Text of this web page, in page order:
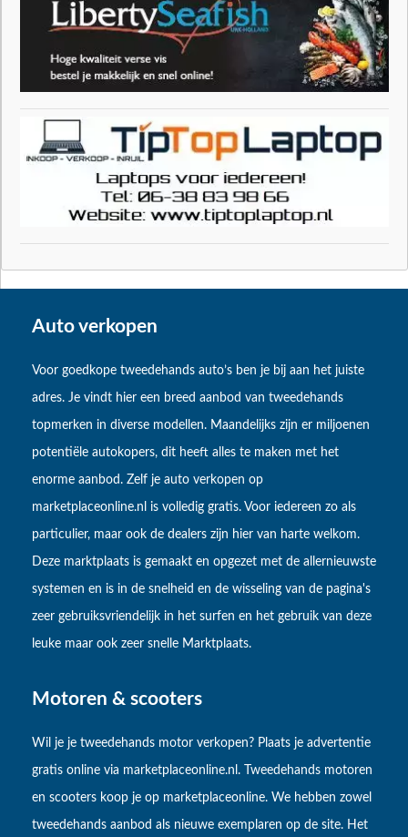
Auto verkopen
Voor goedkope tweedehands auto’s ben je bij aan het juiste
adres. Je vindt hier een breed aanbod van tweedehands
topmerken in diverse modellen. Maandelijks zijn er miljoenen
potentiële autokopers, dit heeft alles te maken met het
enorme aanbod. Zelf je auto verkopen op
marketplaceonline.nl is volledig gratis. Voor iedereen zo als
particulier, maar ook de dealers zijn hier van harte welkom.
Deze marktplaats is gemaakt en opgezet met de allernieuwste
systemen en is in de snelheid en de wisseling van de pagina's
zeer gebruiksvriendelijk in het surfen en het gebruik van deze
leuke maar ook zeer snelle Marktplaats.
Motoren & scooters
Wil je je tweedehands motor verkopen? Plaats je advertentie
gratis online via marketplaceonline.nl. Tweedehands motoren
en scooters koop je op marketplaceonline. We hebben zowel
tweedehands aanbod als nieuwe exemplaren op de site. Het